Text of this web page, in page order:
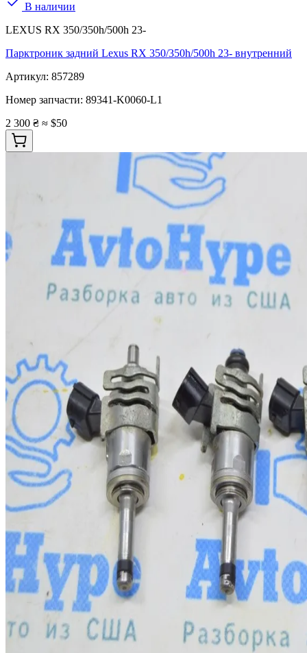
В наличии
LEXUS RX 350/350h/500h 23-
Парктроник задний Lexus RX 350/350h/500h 23- внутренний
Артикул: 857289
Номер запчасти: 89341-K0060-L1
2 300 ₴ ≈ $50